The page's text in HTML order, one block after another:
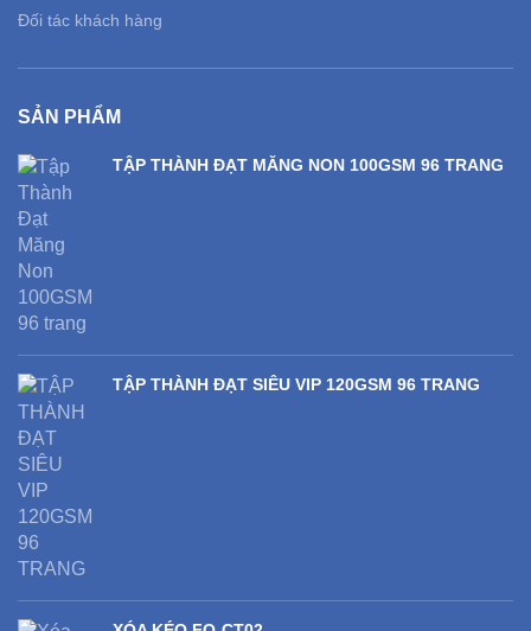
Đối tác khách hàng
SẢN PHẨM
TẬP THÀNH ĐẠT MĂNG NON 100GSM 96 TRANG
TẬP THÀNH ĐẠT SIÊU VIP 120GSM 96 TRANG